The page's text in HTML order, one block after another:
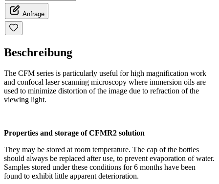
Anfrage
Beschreibung
The CFM series is particularly useful for high magnification work
and confocal laser scanning microscopy where immersion oils are
used to minimize distortion of the image due to refraction of the
viewing light.
Properties and storage of CFMR2 solution
They may be stored at room temperature. The cap of the bottles
should always be replaced after use, to prevent evaporation of water.
Samples stored under these conditions for 6 months have been
found to exhibit little apparent deterioration.